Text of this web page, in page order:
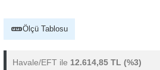
Ölçü Tablosu
Havale/EFT ile 12.614,85 TL (%3)